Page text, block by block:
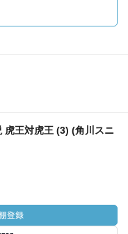
虎王対虎王 (3) (角川スニ